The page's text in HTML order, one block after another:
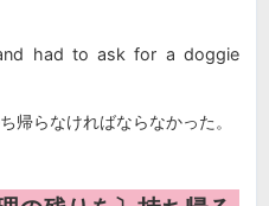
had to ask for a doggie
帰らなければならなかった。